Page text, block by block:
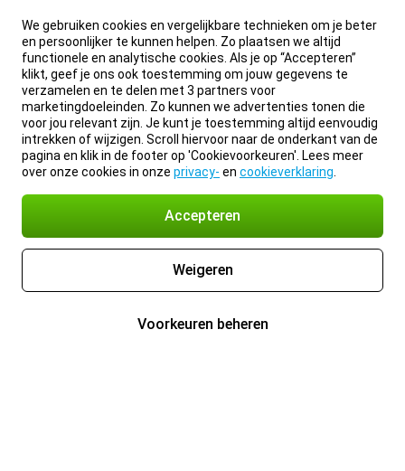
We gebruiken cookies en vergelijkbare technieken om je beter
en persoonlijker te kunnen helpen. Zo plaatsen we altijd
functionele en analytische cookies. Als je op “Accepteren”
klikt, geef je ons ook toestemming om jouw gegevens te
verzamelen en te delen met 3 partners voor
marketingdoeleinden. Zo kunnen we advertenties tonen die
voor jou relevant zijn. Je kunt je toestemming altijd eenvoudig
intrekken of wijzigen. Scroll hiervoor naar de onderkant van de
pagina en klik in de footer op 'Cookievoorkeuren'. Lees meer
over onze cookies in onze privacy- en cookieverklaring
Accepteren
Weigeren
Voorkeuren beheren